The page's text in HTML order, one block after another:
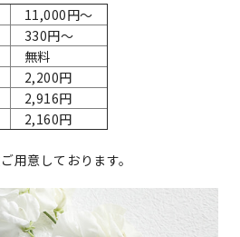
11,000円～
330円～
無料
2,200円
2,916円
2,160円
用意しております。